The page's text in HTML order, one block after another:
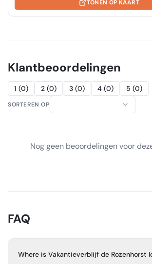
TONEN OP KAART
Klantbeoordelingen
1 (0) 2 (0) 3 (0) 4 (0) 5 (0)
SORTEREN OP
Nog geen beoordelingen voor
FAQ
Where is Vakantieverblijf de Rozenhorst